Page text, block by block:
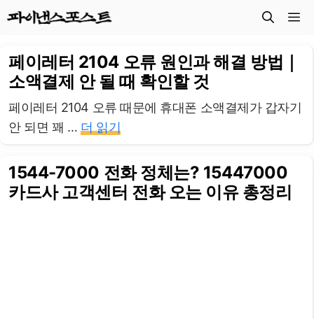
로
건
너
뛰
메
페이레터 2104 오류 원인과 해결 방법｜
소액결제 안 될 때 확인할 것
페이레터 2104 오류 때문에 휴대폰 소액결제가 갑자기
안 되면 꽤 … 더 읽기
1544-7000 전화 정체는? 15447000
카드사 고객센터 전화 오는 이유 총정리